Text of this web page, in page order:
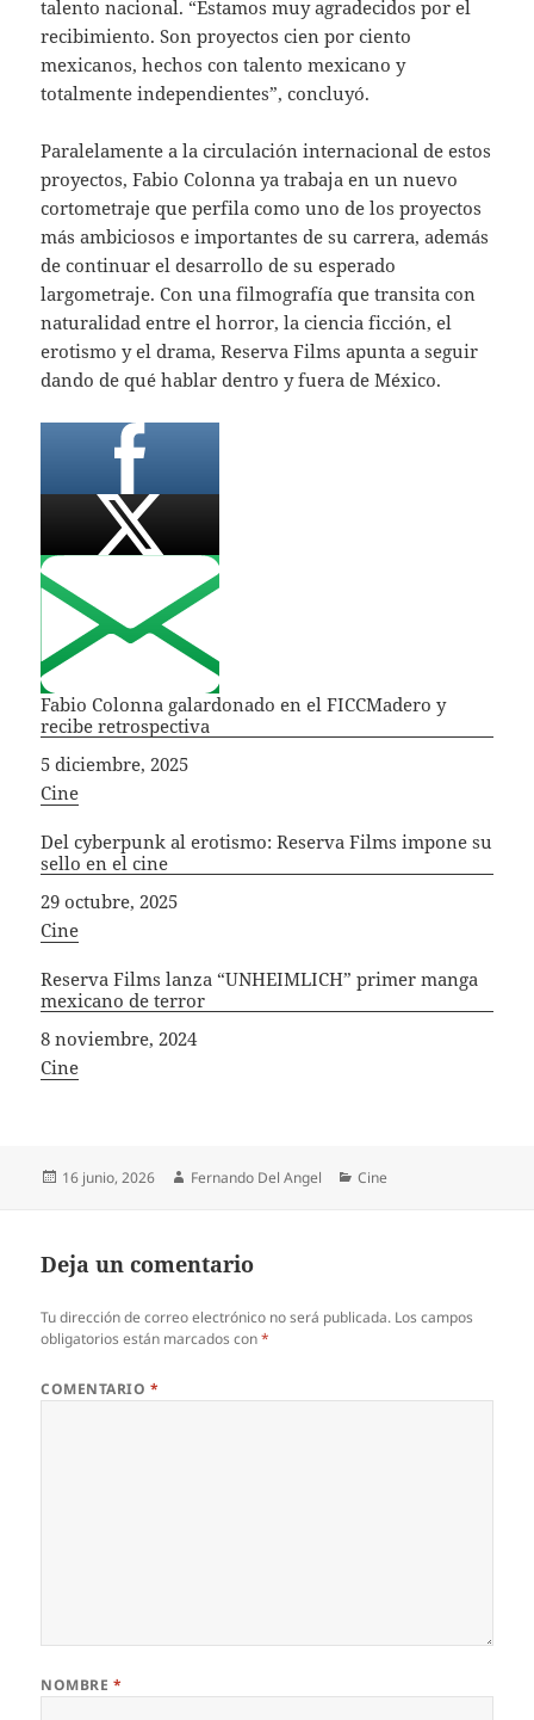
talento nacional. “Estamos muy agradecidos por el
recibimiento. Son proyectos cien por ciento
mexicanos, hechos con talento mexicano y
totalmente independientes”, concluyó.
Paralelamente a la circulación internacional de estos
proyectos, Fabio Colonna ya trabaja en un nuevo
cortometraje que perfila como uno de los proyectos
más ambiciosos e importantes de su carrera, además
de continuar el desarrollo de su esperado
largometraje. Con una filmografía que transita con
naturalidad entre el horror, la ciencia ficción, el
erotismo y el drama, Reserva Films apunta a seguir
dando de qué hablar dentro y fuera de México.
Fabio Colonna galardonado en el FICCMadero y
recibe retrospectiva
Fecha
5 diciembre, 2025
In relation to
Cine
Del cyberpunk al erotismo: Reserva Films impone su
sello en el cine
Fecha
29 octubre, 2025
In relation to
Cine
Reserva Films lanza “UNHEIMLICH” primer manga
mexicano de terror
Fecha
8 noviembre, 2024
In relation to
Cine
Publicado
16 junio, 2026 Autor
Fernando Del Angel Categorías
Cine
Deja un comentario
Tu dirección de correo electrónico no será publicada. Los campos
obligatorios están marcados con*
COMENTARIO *
NOMBRE *